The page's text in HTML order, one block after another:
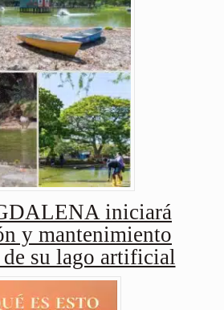
iniciará
y mantenimiento
su lago artificial